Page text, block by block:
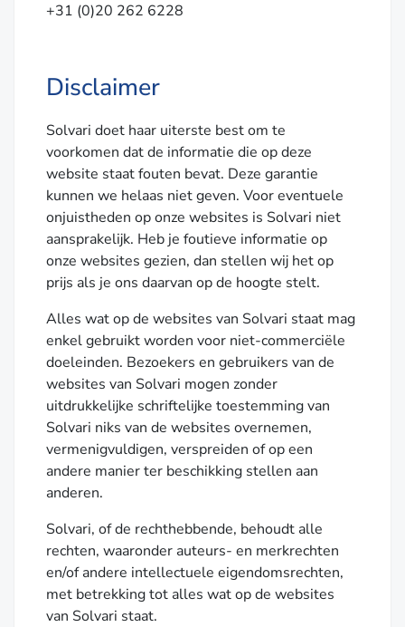
+31 (0)20 262 6228
Disclaimer
Solvari doet haar uiterste best om te
voorkomen dat de informatie die op deze
website staat fouten bevat. Deze garantie
kunnen we helaas niet geven. Voor eventuele
onjuistheden op onze websites is Solvari niet
aansprakelijk. Heb je foutieve informatie op
onze websites gezien, dan stellen wij het op
prijs als je ons daarvan op de hoogte stelt.
Alles wat op de websites van Solvari staat mag
enkel gebruikt worden voor niet-commerciële
doeleinden. Bezoekers en gebruikers van de
websites van Solvari mogen zonder
uitdrukkelijke schriftelijke toestemming van
Solvari niks van de websites overnemen,
vermenigvuldigen, verspreiden of op een
andere manier ter beschikking stellen aan
anderen.
Solvari, of de rechthebbende, behoudt alle
rechten, waaronder auteurs- en merkrechten
en/of andere intellectuele eigendomsrechten,
met betrekking tot alles wat op de websites
van Solvari staat.